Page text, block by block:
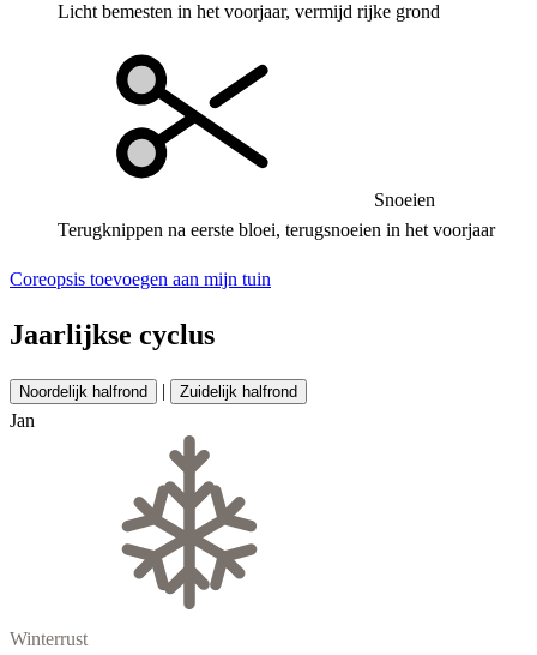
Licht bemesten in het voorjaar, vermijd rijke grond
Snoeien
Terugknippen na eerste bloei, terugsnoeien in het voorjaar
Coreopsis toevoegen aan mijn tuin
Jaarlijkse cyclus
Noordelijk halfrond | Zuidelijk halfrond
Jan
Winterrust